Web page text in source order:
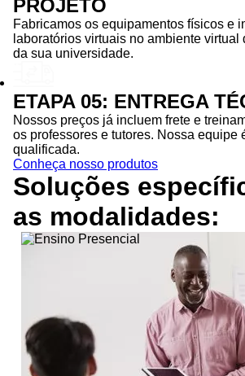
PROJETO
Fabricamos os equipamentos físicos e
laboratórios virtuais no ambiente virtual
da sua universidade.
ETAPA 05: ENTREGA
Nossos preços já incluem frete e
os professores e tutores. Nossa equipe
qualificada.
Conheça nosso produtos
Soluções
as modalidades: